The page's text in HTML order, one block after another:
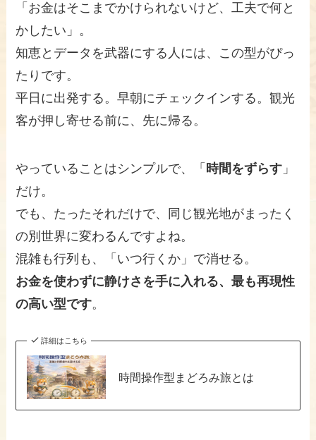
「お金はそこまでかけられないけど、工夫で何と
かしたい」。
知恵とデータを武器にする人には、この型がぴっ
たりです。
平日に出発する。早朝にチェックインする。観光
客が押し寄せる前に、先に帰る。
やっていることはシンプルで、「 時間をずらす 」
だけ。
でも、たったそれだけで、同じ観光地がまったく
の別世界に変わるんですよね。
混雑も行列も、「いつ行くか」で消せる。
お金を使わずに静けさを手に入れる、最も再現性
の高い型です。
詳細はこちら
時間操作型まどろみ旅とは